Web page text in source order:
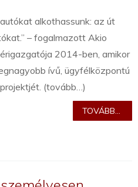
alkothassunk: az út
– fogalmazott Akio
2014-ben, amikor
ívű, ügyfélközpontú
(tovább…)
TOVÁBB...